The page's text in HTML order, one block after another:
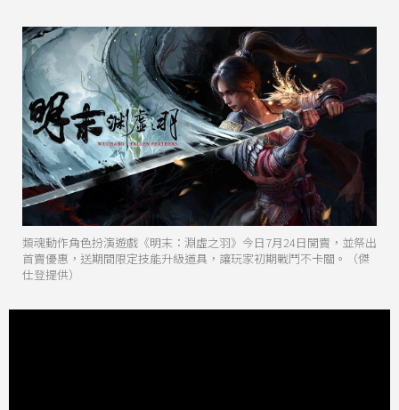
類魂動作角色扮演遊戲《明末：淵虛之羽》今日7月24日開賣，並祭出
首賣優惠，送期間限定技能升級道具，讓玩家初期戰鬥不卡關。（傑
仕登提供）